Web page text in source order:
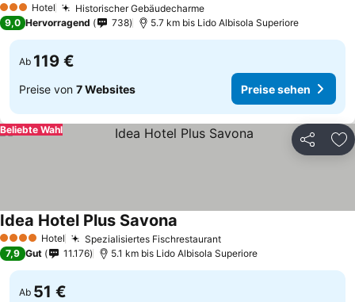
3 SterneHotel Historischer Gebäudecharme
9,0 Hervorragend 738 5.7 km bis Lido Albisola Superiore
Ab 119 €
Preise von 7 Websites Preise sehen
Teilen
Beliebte Wahl
4 Sterne Hotel Spezialisiertes Fischrestaurant
Idea Hotel Plus Savona
7,9 Gut 11.176 5.1 km bis Lido Albisola Superiore
Ab 51 €